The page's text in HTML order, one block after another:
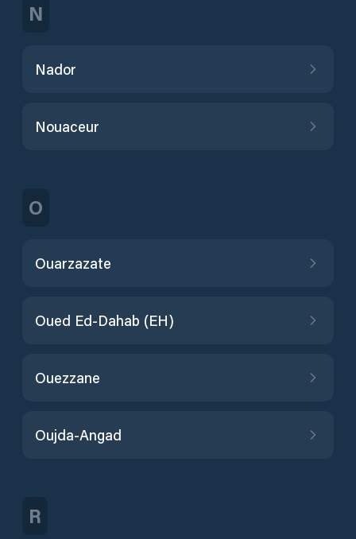
N
Nador
Nouaceur
O
Ouarzazate
Oued Ed-Dahab (EH)
Ouezzane
Oujda-Angad
R